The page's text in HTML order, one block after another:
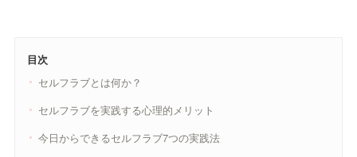
目次
セルフラブとは何か？
セルフラブを実践する心理的メリット
今日からできるセルフラブ7つの実践法